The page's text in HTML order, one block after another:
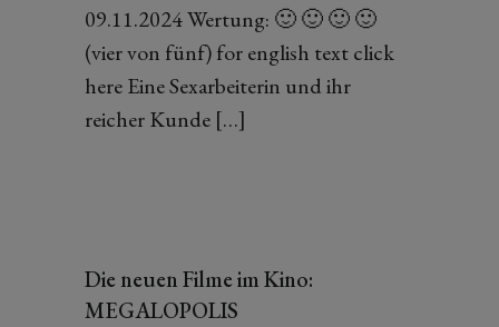
09.11.2024 Wertung: 🙂 🙂 🙂 🙂
(vier von fünf) for english text click
here Eine Sexarbeiterin und ihr
reicher Kunde […]
Die neuen Filme im Kino:
MEGALOPOLIS